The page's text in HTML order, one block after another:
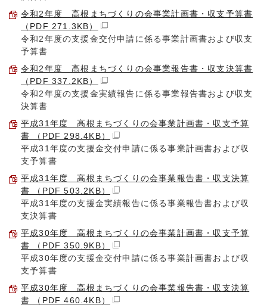
令和2年度 高根まちづくりの会事業計画書・収支予算書
（PDF 271.3KB）
令和2年度の支援金交付申請に係る事業計画書および収支
予算書
令和2年度 高根まちづくりの会事業報告書・収支決算書
（PDF 337.2KB）
令和2年度の支援金実績報告に係る事業報告書および収支
決算書
平成31年度 高根まちづくりの会事業計画書・収支予算
書 （PDF 298.4KB）
平成31年度の支援金交付申請に係る事業計画書および収
支予算書
平成31年度 高根まちづくりの会事業報告書・収支決算
書 （PDF 503.2KB）
平成31年度の支援金実績報告に係る事業報告書および収
支決算書
平成30年度 高根まちづくりの会事業計画書・収支予算
書 （PDF 350.9KB）
平成30年度の支援金交付申請に係る事業計画書および収
支予算書
平成30年度 高根まちづくりの会事業報告書・収支決算
書 （PDF 460.4KB）